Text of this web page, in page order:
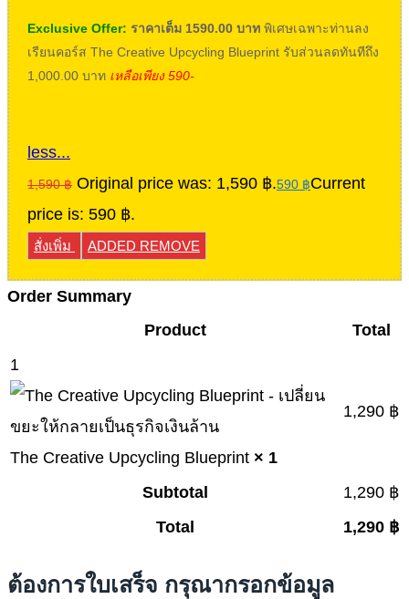
Exclusive Offer: ราคาเต็ม 1590.00 บาท พิเศษเฉพาะท่านลง
เรียนคอร์ส The Creative Upcycling Blueprint รับส่วนลดทันทีถึง
1,000.00 บาท เหลือเพียง 590-
less...
1,590฿ Original price was: 1,590 ฿.590 ฿Current
price is: 590 ฿.
สั่งเพิ่ม ADDED REMOVE
Order Summary
Product
Total
1
The Creative Upcycling Blueprint × 1
1,290 ฿
Subtotal 1,290 ฿
Total
1,290 ฿
ต้องการใบเสร็จ กรุณากรอกข้อมูล